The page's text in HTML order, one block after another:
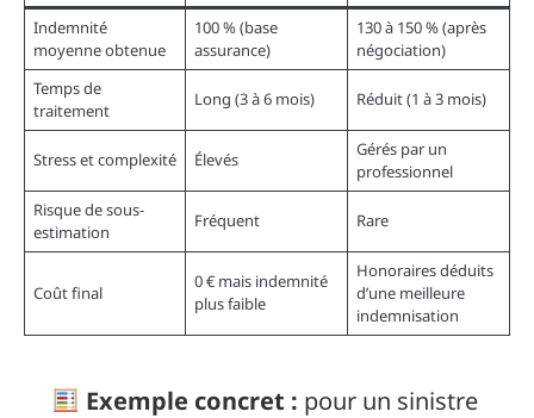
Indemnité
moyenne obtenue
100 % (base
assurance)
130 à 150 % (après
négociation)
Temps de
traitement
Long (3 à 6 mois) Réduit (1 à 3 mois)
Stress et complexité Élevés
Gérés par un
professionnel
Risque de sous-
estimation
Fréquent Rare
Coût final
0 € mais indemnité
plus faible
Honoraires déduits
d’une meilleure
indemnisation
Exemple concret : pour un sinistre